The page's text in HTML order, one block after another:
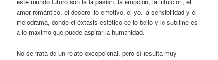
este mundo futuro son la la pasión, la emoción, la intuición, el
amor romántico, el decoro, lo emotivo, el yo, la sensibilidad y el
melodrama, donde el éxtasis estético de lo bello y lo sublime es
a lo máximo que puede aspirar la humanidad.
No se trata de un relato excepcional, pero sí resulta muy